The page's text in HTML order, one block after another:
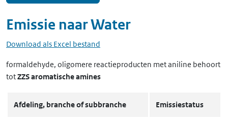
Emissie naarWater
Download als Excel bestand
formaldehyde, oligomere reactieproducten met aniline behoort
totZZS aromatische amines
Afdeling, branche of subbranche Emissiestatus